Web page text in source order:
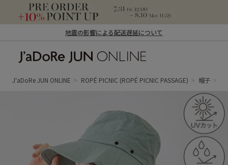
地震の影響による配送遅延について
ン オンライン）
J'aDoRe JUN ONLINE ROPÉ PICNIC (ROPÉ PICNIC PASSAGE) 帽子